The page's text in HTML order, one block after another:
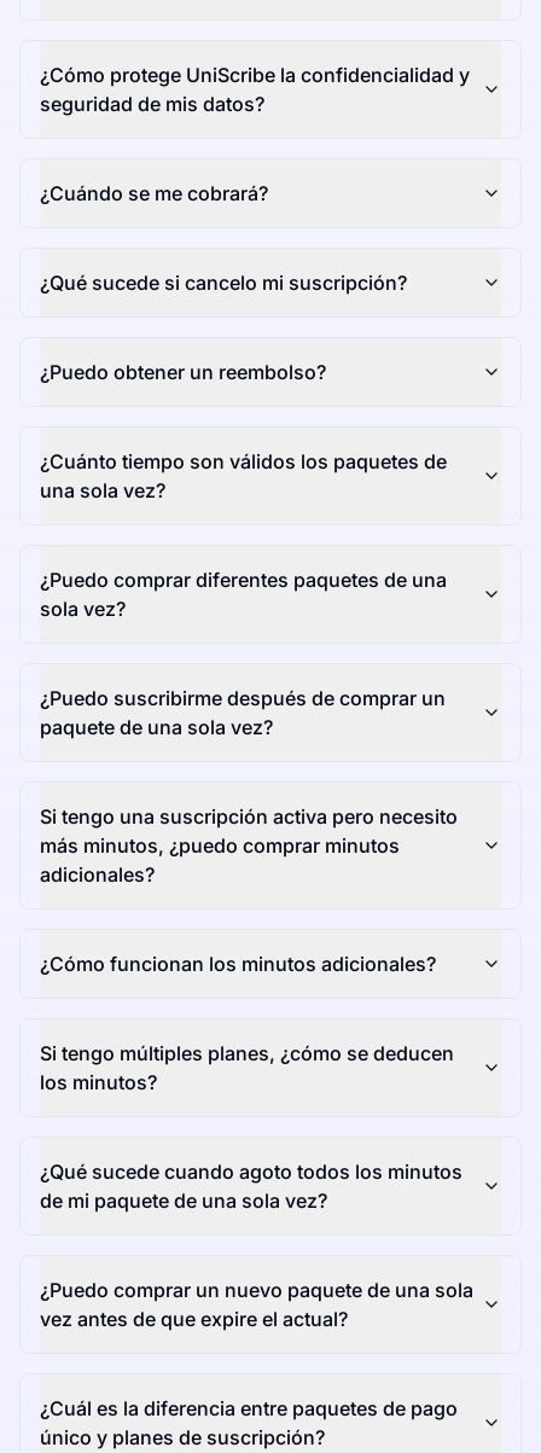
¿Cómo protege UniScribe la confidencialidad y
seguridad de mis datos?
¿Cuándo se me cobrará?
¿Qué sucede si cancelo mi suscripción?
¿Puedo obtener un reembolso?
¿Cuánto tiempo son válidos los paquetes de
una sola vez?
¿Puedo comprar diferentes paquetes de una
sola vez?
¿Puedo suscribirme después de comprar un
paquete de una sola vez?
Si tengo una suscripción activa pero necesito
más minutos, ¿puedo comprar minutos
adicionales?
¿Cómo funcionan los minutos adicionales?
Si tengo múltiples planes, ¿cómo se deducen
los minutos?
¿Qué sucede cuando agoto todos los minutos
de mi paquete de una sola vez?
¿Puedo comprar un nuevo paquete de una sola
vez antes de que expire el actual?
¿Cuál es la diferencia entre paquetes de pago
único y planes de suscripción?